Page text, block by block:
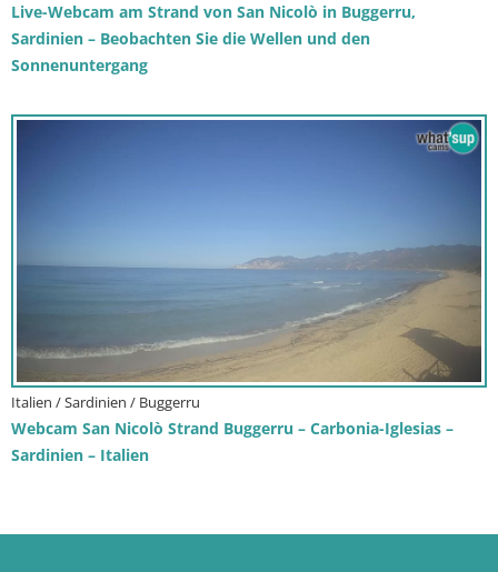
Live-Webcam am Strand von San Nicolò in Buggerru,
Sardinien – Beobachten Sie die Wellen und den
Sonnenuntergang
Italien / Sardinien / Buggerru
Webcam San Nicolò Strand Buggerru – Carbonia-Iglesias –
Sardinien – Italien